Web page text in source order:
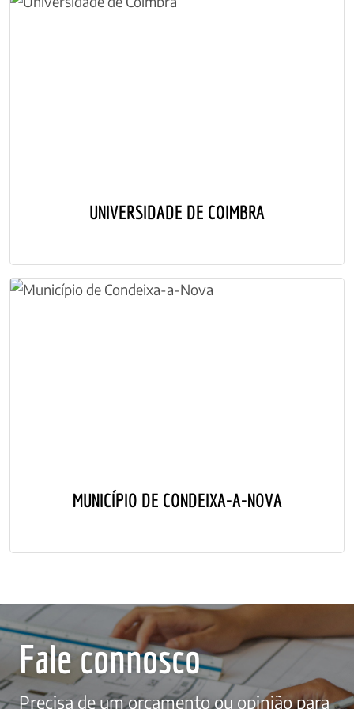
UNIVERSIDADE DE COIMBRA
MUNICÍPIO DE CONDEIXA-A-NOVA
Fale connosco
Precisa de um orçamento ou opinião para